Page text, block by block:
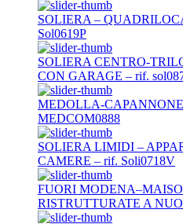
SOLIERA –
Sol0619P
SOLIERA CENTRO-
CON GARAGE – rif.
MEDOLLA-
MEDCOM0888
SOLIERA LIMIDI –
CAMERE – rif. Soli0718V
FUORI
RISTRUTTURATE A